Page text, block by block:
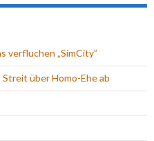
verfluchen „SimCity”
über Homo-Ehe ab